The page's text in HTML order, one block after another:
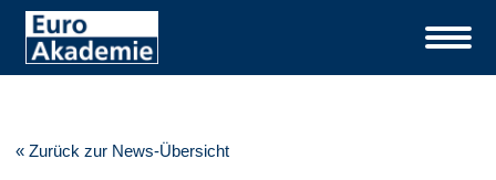
« Zurück zur News-Übersicht